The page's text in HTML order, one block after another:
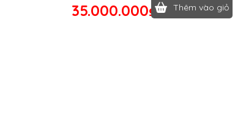
35.000.000₫ Thêm vào giỏ